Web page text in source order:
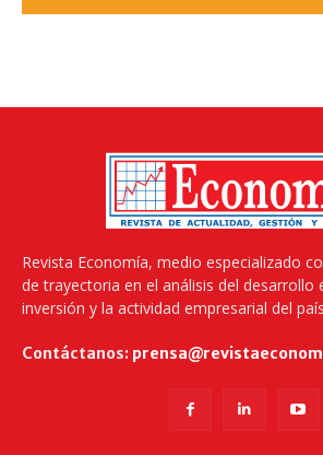
Revista Economía, medio especializado
de trayectoria en el análisis del desarrollo
inversión y la actividad empresarial del
Contáctanos: